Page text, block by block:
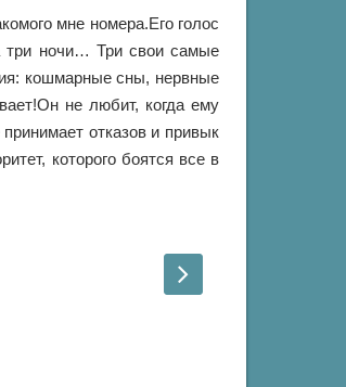
мне номера.Его голос
три ночи… Три свои самые
кошмарные сны, нервные
не любит, когда ему
отказов и привык
которого боятся все в